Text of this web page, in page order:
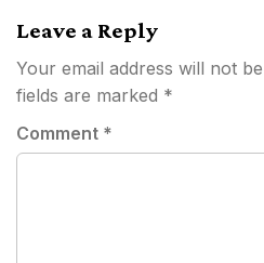
Leave a Reply
Your email address will not
fields are marked *
Comment *